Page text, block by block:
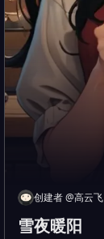
创建者@高云飞
雪夜暖阳